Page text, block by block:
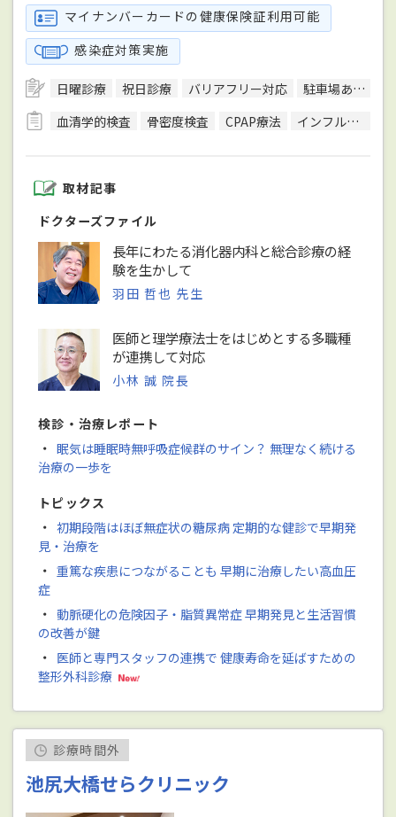
マイナンバーカードの健康保険証利用可能
感染症対策実施
日曜診療 祝日診療 バリアフリー対応 駐車場あり
血清学的検査
骨密度検査 CPAP療法 インフルエンザ抗原検出キット
取材記事
ドクターズファイル
長年にわたる消化器内科と総合診療の経
験を生かして
羽田 哲也 先生
医師と理学療法士をはじめとする多職種
が連携して対応
小林 誠 院長
検診・治療レポート
・ 眠気は睡眠時無呼吸症候群のサイン？ 無理なく続ける
治療の一歩を
トピックス
・ 初期段階はほぼ無症状の糖尿病 定期的な健診で早期発
見・治療を
・ 重篤な疾患につながることも 早期に治療したい高血圧
症
・ 動脈硬化の危険因子・脂質異常症 早期発見と生活習慣
の改善が鍵
・ 医師と専門スタッフの連携で 健康寿命を延ばすための
整形外科診療
診療時間外
池尻大橋せらクリニック